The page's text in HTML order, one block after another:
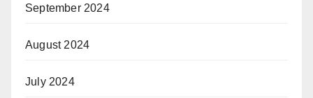
September 2024
August 2024
July 2024